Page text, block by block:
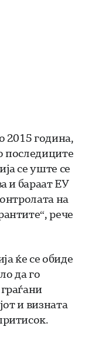
2015 година,
последиците
се уште се
и бараат ЕУ
на
рече
ќе се обиде
да го
и визната